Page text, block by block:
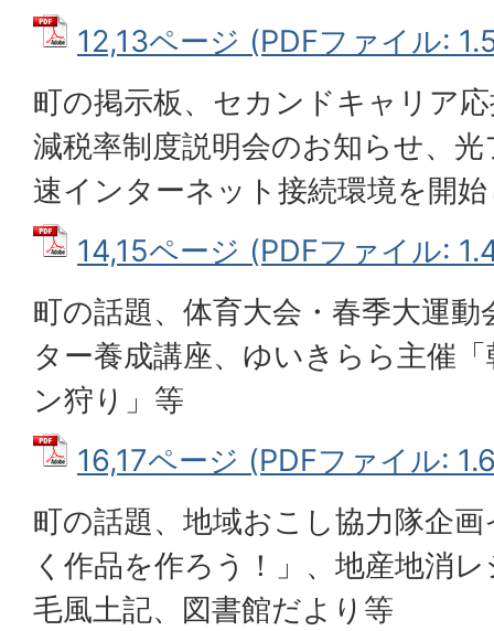
12,13ページ (PDFファイル:
町の掲示板、セカンドキャリア
減税率制度説明会のお知らせ、
速インターネット接続環境を開
14,15ページ (PDFファイル:
町の話題、体育大会・春季大運
ター養成講座、ゆいきらら主催
ン狩り」等
16,17ページ (PDFファイル:
町の話題、地域おこし協力隊企
く作品を作ろう！」、地産地消
毛風土記、図書館だより等